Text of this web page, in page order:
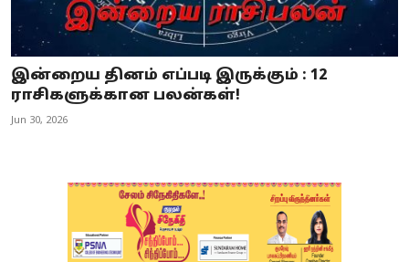
இன்றைய தினம் எப்படி இருக்கும் : 12
ராசிகளுக்கான பலன்கள்!
Jun 30, 2026